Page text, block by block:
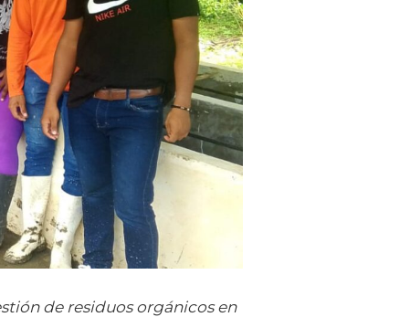
de residuos orgánicos en